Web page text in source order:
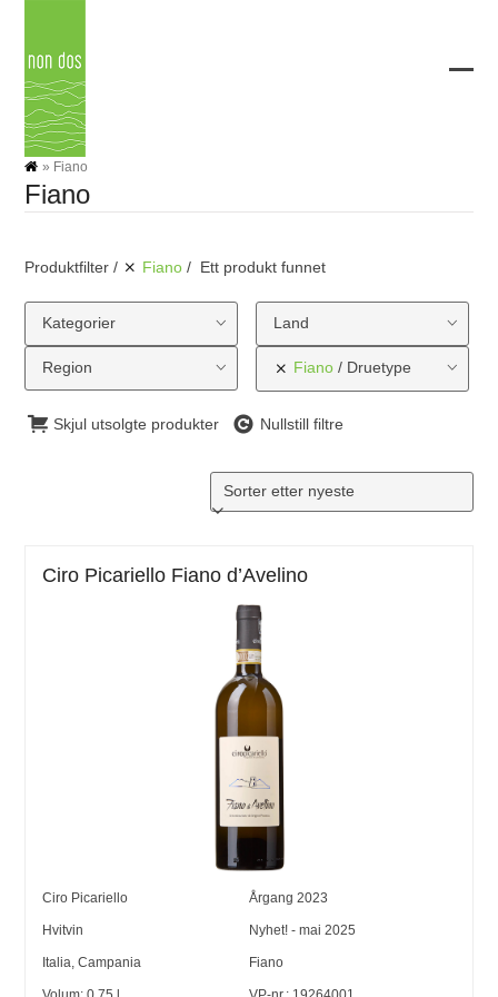
content
» Fiano
Fiano
Produktfilter Fiano Ett produkt funnet
Kategorier Land
Region Fiano Druetype
Skjul utsolgte produkter Nullstill filtre
Ciro Picariello Fiano d’Avelino
Ciro Picariello Årgang 2023
Hvitvin Nyhet! - mai 2025
Italia,Campania Fiano